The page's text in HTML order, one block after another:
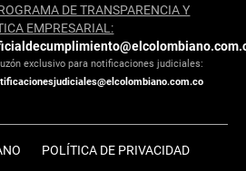
DE TRANSPARENCIA Y
EMPRESARIAL:
exclusivo para notificaciones judiciales:
POLÍTICA DE PRIVACIDAD